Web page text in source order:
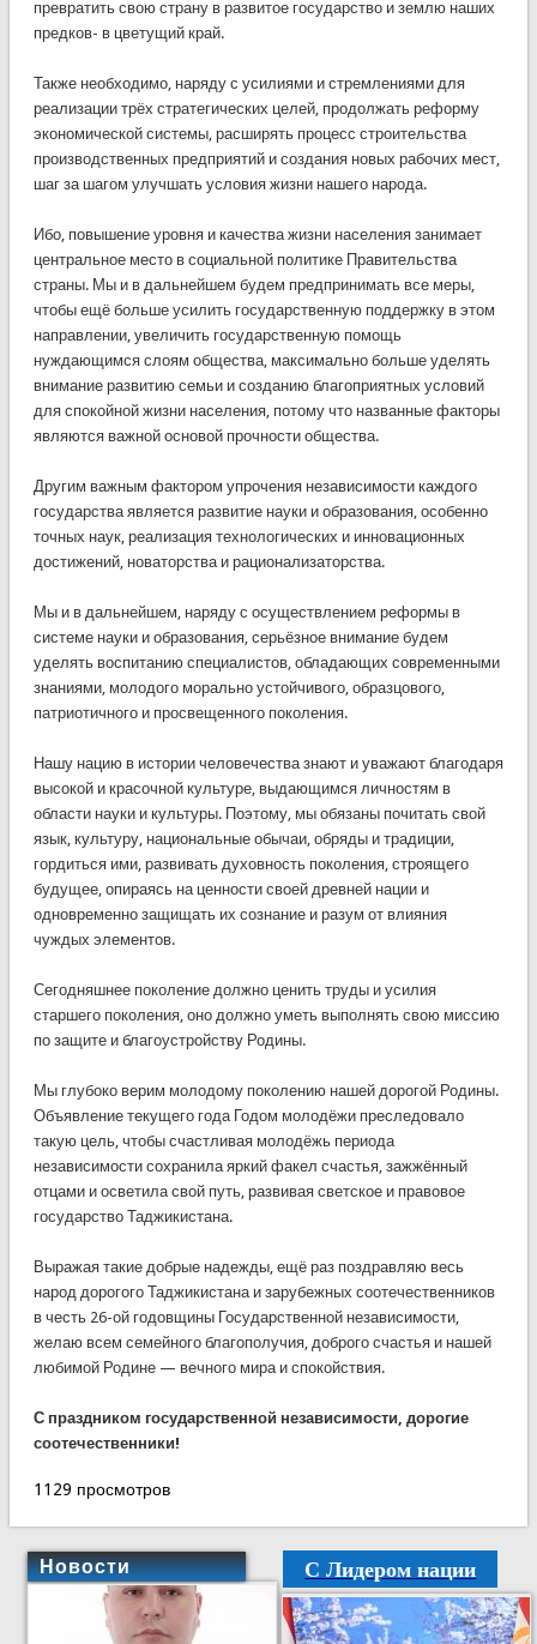
превратить свою страну в развитое государство и землю наших
предков- в цветущий край.
Также необходимо, наряду с усилиями и стремлениями для
реализации трёх стратегических целей, продолжать реформу
экономической системы, расширять процесс строительства
производственных предприятий и создания новых рабочих мест,
шаг за шагом улучшать условия жизни нашего народа.
Ибо, повышение уровня и качества жизни населения занимает
центральное место в социальной политике Правительства
страны. Мы и в дальнейшем будем предпринимать все меры,
чтобы ещё больше усилить государственную поддержку в этом
направлении, увеличить государственную помощь
нуждающимся слоям общества, максимально больше уделять
внимание развитию семьи и созданию благоприятных условий
для спокойной жизни населения, потому что названные факторы
являются важной основой прочности общества.
Другим важным фактором упрочения независимости каждого
государства является развитие науки и образования, особенно
точных наук, реализация технологических и инновационных
достижений, новаторства и рационализаторства.
Мы и в дальнейшем, наряду с осуществлением реформы в
системе науки и образования, серьёзное внимание будем
уделять воспитанию специалистов, обладающих современными
знаниями, молодого морально устойчивого, образцового,
патриотичного и просвещенного поколения.
Нашу нацию в истории человечества знают и уважают благодаря
высокой и красочной культуре, выдающимся личностям в
области науки и культуры. Поэтому, мы обязаны почитать свой
язык, культуру, национальные обычаи, обряды и традиции,
гордиться ими, развивать духовность поколения, строящего
будущее, опираясь на ценности своей древней нации и
одновременно защищать их сознание и разум от влияния
чуждых элементов.
Сегодняшнее поколение должно ценить труды и усилия
старшего поколения, оно должно уметь выполнять свою миссию
по защите и благоустройству Родины.
Мы глубоко верим молодому поколению нашей дорогой Родины.
Объявление текущего года Годом молодёжи преследовало
такую цель, чтобы счастливая молодёжь периода
независимости сохранила яркий факел счастья, зажжённый
отцами и осветила свой путь, развивая светское и правовое
государство Таджикистана.
Выражая такие добрые надежды, ещё раз поздравляю весь
народ дорогого Таджикистана и зарубежных соотечественников
в честь 26-ой годовщины Государственной независимости,
желаю всем семейного благополучия, доброго счастья и нашей
любимой Родине — вечного мира и спокойствия.
С праздником государственной независимости, дорогие
соотечественники!
1129 просмотров
Новости С Лидером нации